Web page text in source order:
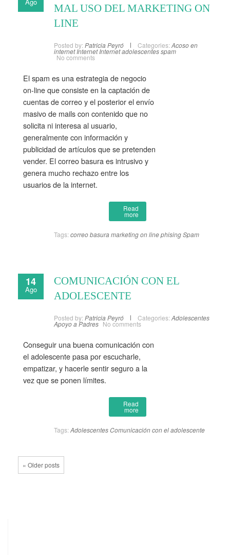
MAL USO DEL MARKETING ON
LINE
Posted by: Patricia Peyró Categories: Acoso en
internet Internet Internet adolescentesspam
No comments
El spam es una estrategia de negocio
on-line que consiste en la captación de
cuentas de correo y el posterior el envío
masivo de mails con contenido que no
solicita ni interesa al usuario,
generalmente con información y
publicidad de artículos que se pretenden
vender. El correo basura es intrusivo y
genera mucho rechazo entre los
usuarios de la internet.
Read
more
Tags: correo basura marketing on linephisingSpam
14
Ago
COMUNICACIÓN CON EL
ADOLESCENTE
Posted by: Patricia Peyró Categories: Adolescentes
Apoyo a Padres No comments
Conseguir una buena comunicación con
el adolescente pasa por escucharle,
empatizar, y hacerle sentir seguro a la
vez que se ponen límites.
Read
more
Tags: AdolescentesComunicación con el adolescente
« Older posts